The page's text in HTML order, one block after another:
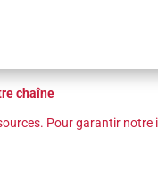
chaîne
Pour garantir